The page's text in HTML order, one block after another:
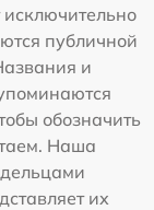
исключительно
публичной
и
обозначить
Наша
их